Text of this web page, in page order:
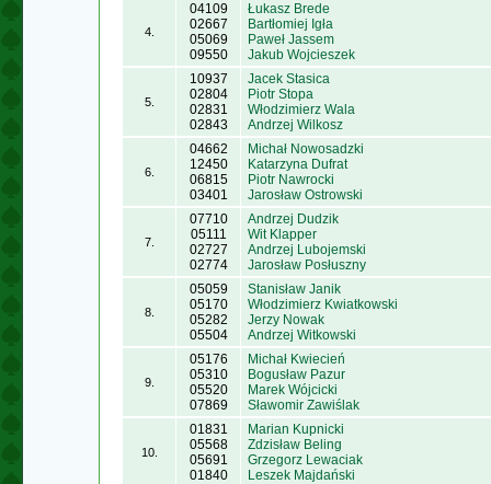
4.
04109
02667
05069
09550
Łukasz Brede
Bartłomiej Igła
Paweł Jassem
Jakub Wojcieszek
5.
10937
02804
02831
02843
Jacek Stasica
Piotr Stopa
Włodzimierz Wala
Andrzej Wilkosz
6.
04662
12450
06815
03401
Michał Nowosadzki
Katarzyna Dufrat
Piotr Nawrocki
Jarosław Ostrowski
7.
07710
05111
02727
02774
Andrzej Dudzik
Wit Klapper
Andrzej Lubojemski
Jarosław Posłuszny
8.
05059
05170
05282
05504
Stanisław Janik
Włodzimierz Kwiatkowski
Jerzy Nowak
Andrzej Witkowski
9.
05176
05310
05520
07869
Michał Kwiecień
Bogusław Pazur
Marek Wójcicki
Sławomir Zawiślak
10.
01831
05568
05691
01840
Marian Kupnicki
Zdzisław Beling
Grzegorz Lewaciak
Leszek Majdański